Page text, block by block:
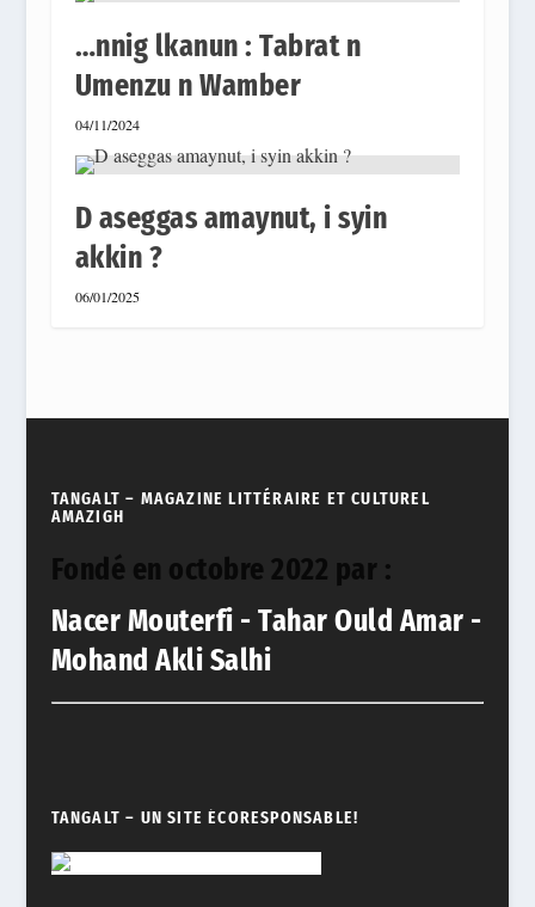
…nnig lkanun : Tabrat n
Umenzu n Wamber
04/11/2024
D aseggas amaynut, i syin
akkin ?
06/01/2025
TANGALT – MAGAZINE LITTÉRAIRE ET CULTUREL
AMAZIGH
Fondé en octobre 2022 par :
Nacer Mouterfi - Tahar Ould Amar -
Mohand Akli Salhi
TANGALT – UN SITE ÉCORESPONSABLE!